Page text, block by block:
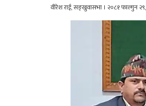
वीरेश राई, सङ्खुवासभा । २०८१ फाल्गुन २९,